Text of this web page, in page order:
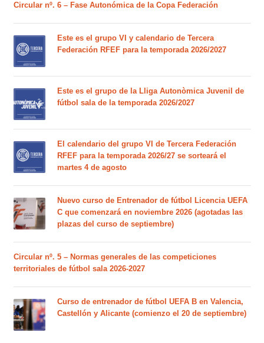
Circular nº. 6 – Fase Autonómica de la Copa Federación
Este es el grupo VI y calendario de Tercera
Federación RFEF para la temporada 2026/2027
Este es el grupo de la Lliga Autonòmica Juvenil de
fútbol sala de la temporada 2026/2027
El calendario del grupo VI de Tercera Federación
RFEF para la temporada 2026/27 se sorteará el
martes 4 de agosto
Nuevo curso de Entrenador de fútbol Licencia UEFA
C que comenzará en noviembre 2026 (agotadas las
plazas del curso de septiembre)
Circular nº. 5 – Normas generales de las competiciones
territoriales de fútbol sala 2026-2027
Curso de entrenador de fútbol UEFA B en Valencia,
Castellón y Alicante (comienzo el 20 de septiembre)